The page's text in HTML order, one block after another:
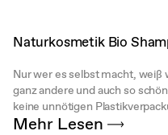
Naturkosmetik Bio
Nur wer es selbst macht, weiß
ganz andere und auch so
keine unnötigen
Mehr Lesen